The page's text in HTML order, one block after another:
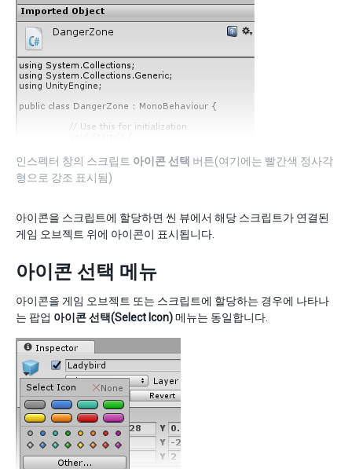
인스펙터 창의 스크립트 아이콘 선택 버튼(여기에는 빨간색 정사각
형으로 강조 표시됨)
아이콘을 스크립트에 할당하면 씬 뷰에서 해당 스크립트가 연결된
게임 오브젝트 위에 아이콘이 표시됩니다.
아이콘 선택 메뉴
아이콘을 게임 오브젝트 또는 스크립트에 할당하는 경우에 나타나
는 팝업 아이콘 선택(Select Icon)메뉴는 동일합니다.